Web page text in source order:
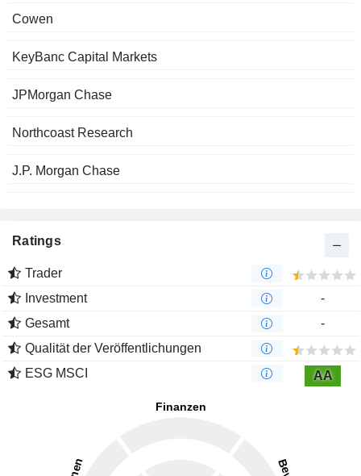
Cowen
KeyBanc Capital Markets
JPMorgan Chase
Northcoast Research
J.P. Morgan Chase
Ratings
Trader
Investment
-
Gesamt
-
Qualität der Veröffentlichungen
ESG MSCI
AA